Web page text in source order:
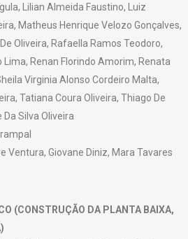
Lilian Almeida Faustino, Luiz
Matheus Henrique Velozo Gonçalves,
Oliveira, Rafaella Ramos Teodoro,
Lima, Renan Florindo Amorim, Renata
Virginia Alonso Cordeiro Malta,
Tatiana Coura Oliveira, Thiago De
Silva Oliveira
Ventura, Giovane Diniz, Mara Tavares
(CONSTRUÇÃO DA PLANTA BAIXA,